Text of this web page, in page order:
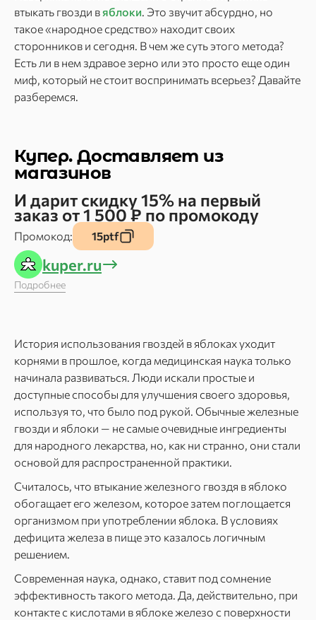
втыкать гвозди вяблоки. Это звучит абсурдно, но
такое «народное средство» находит своих
сторонников и сегодня. В чем же суть этого метода?
Есть ли в нем здравое зерно или это просто еще один
миф, который не стоит воспринимать всерьез? Давайте
разберемся.
Купер. Доставляет из
магазинов
И дарит скидку 15% на первый
заказ от 1 500 ₽ по промокоду
Промокод: 15ptf
kuper.ru
Подробнее
История использования гвоздей в яблоках уходит
корнями в прошлое, когда медицинская наука только
начинала развиваться. Люди искали простые и
доступные способы для улучшения своего здоровья,
используя то, что было под рукой. Обычные железные
гвозди и яблоки — не самые очевидные ингредиенты
для народного лекарства, но, как ни странно, они стали
основой для распространенной практики.
Считалось, что втыкание железного гвоздя в яблоко
обогащает его железом, которое затем поглощается
организмом при употреблении яблока. В условиях
дефицита железа в пище это казалось логичным
решением.
Современная наука, однако, ставит под сомнение
эффективность такого метода. Да, действительно, при
контакте с кислотами в яблоке железо с поверхности